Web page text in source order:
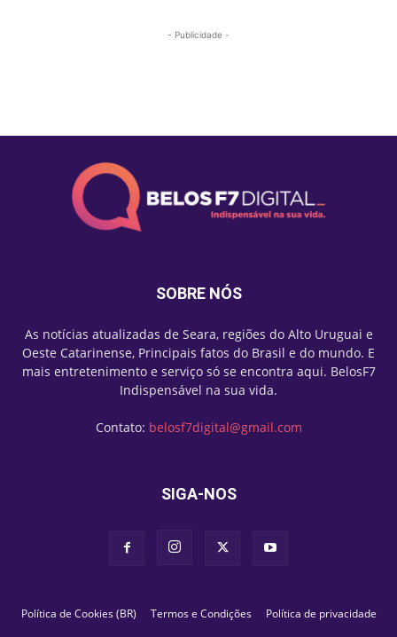
- Publicidade -
SOBRE NÓS
As notícias atualizadas de Seara, regiões do Alto Uruguai e
Oeste Catarinense, Principais fatos do Brasil e do mundo. E
mais entretenimento e serviço só se encontra aqui. BelosF7
Indispensável na sua vida.
Contato: belosf7digital@gmail.com
SIGA-NOS
Política de Cookies (BR) Termos e Condições Política de privacidade